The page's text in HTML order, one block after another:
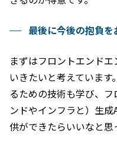
最後に今後の抱負を
まずはフロントエンド
いきたいと考えていま
るための技術も学び、
ンドやインフラと）生
供ができたらいいなと思